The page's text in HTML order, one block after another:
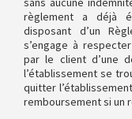
règlement a déjà
disposant d’un
s’engage à
par le client d’une
l’établissement se
quitter
remboursement si un